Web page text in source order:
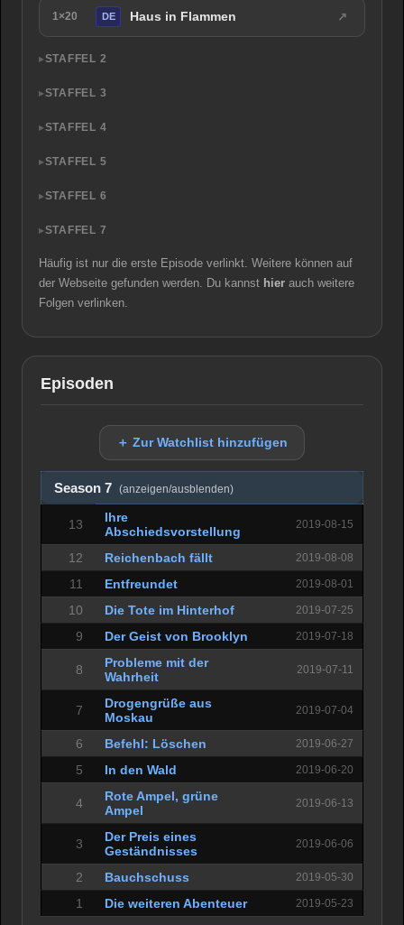
1×20 DE Haus in Flammen ↗
STAFFEL 2
STAFFEL 3
STAFFEL 4
STAFFEL 5
STAFFEL 6
STAFFEL 7
Häufig ist nur die erste Episode verlinkt. Weitere können auf
der Webseite gefunden werden. Du kannst hier auch weitere
Folgen verlinken.
Episoden
＋ Zur Watchlist hinzufügen
Season 7 (anzeigen/ausblenden)
13
Ihre
Abschiedsvorstellung
2019-08-15
12 Reichenbach fällt 2019-08-08
11 Entfreundet 2019-08-01
10 Die Tote im Hinterhof 2019-07-25
9 Der Geist von Brooklyn 2019-07-18
8
Probleme mit der
Wahrheit
2019-07-11
7
Drogengrüße aus
Moskau
2019-07-04
6 Befehl: Löschen 2019-06-27
5 In den Wald 2019-06-20
4
Rote Ampel, grüne
Ampel
2019-06-13
3
Der Preis eines
Geständnisses
2019-06-06
2 Bauchschuss 2019-05-30
1 Die weiteren Abenteuer 2019-05-23